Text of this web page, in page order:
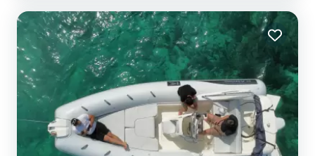
escluso dalla tariffa del noleggio. La benzina...